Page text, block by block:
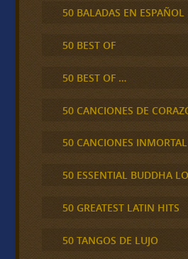
50 BALADAS EN ESPAÑOL
50 BEST OF
50 BEST OF …
50 CANCIONES DE
50 CANCIONES
50 ESSENTIAL BUDDHA
50 GREATEST LATIN HITS
50 TANGOS DE LUJO